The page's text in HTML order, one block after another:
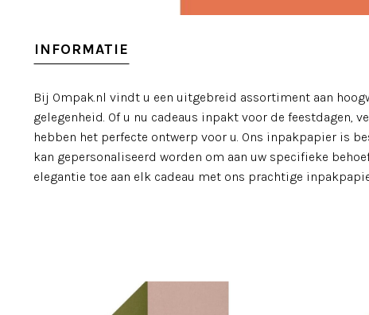
INFORMATIE
Bij Ompak.nl vindt u een uitgebreid assortiment aan
gelegenheid. Of u nu cadeaus inpakt voor de feestdagen,
hebben het perfecte ontwerp voor u. Ons inpakpapier is
kan gepersonaliseerd worden om aan uw specifieke
elegantie toe aan elk cadeau met ons prachtige